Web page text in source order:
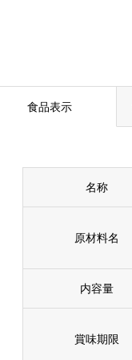
食品表示
名称
原材料名
内容量
賞味期限